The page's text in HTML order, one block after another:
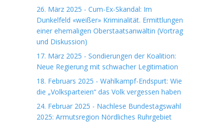
26. März 2025 - Cum-Ex-Skandal: Im
Dunkelfeld «weißer» Kriminalität. Ermittlungen
einer ehemaligen Oberstaatsanwältin (Vortrag
und Diskussion)
17. März 2025 - Sondierungen der Koalition:
Neue Regierung mit schwacher Legitimation
18. Februars 2025 - Wahlkampf-Endspurt: Wie
die „Volksparteien“ das Volk vergessen haben
24. Februar 2025 - Nachlese Bundestagswahl
2025: Armutsregion Nördliches Ruhrgebiet